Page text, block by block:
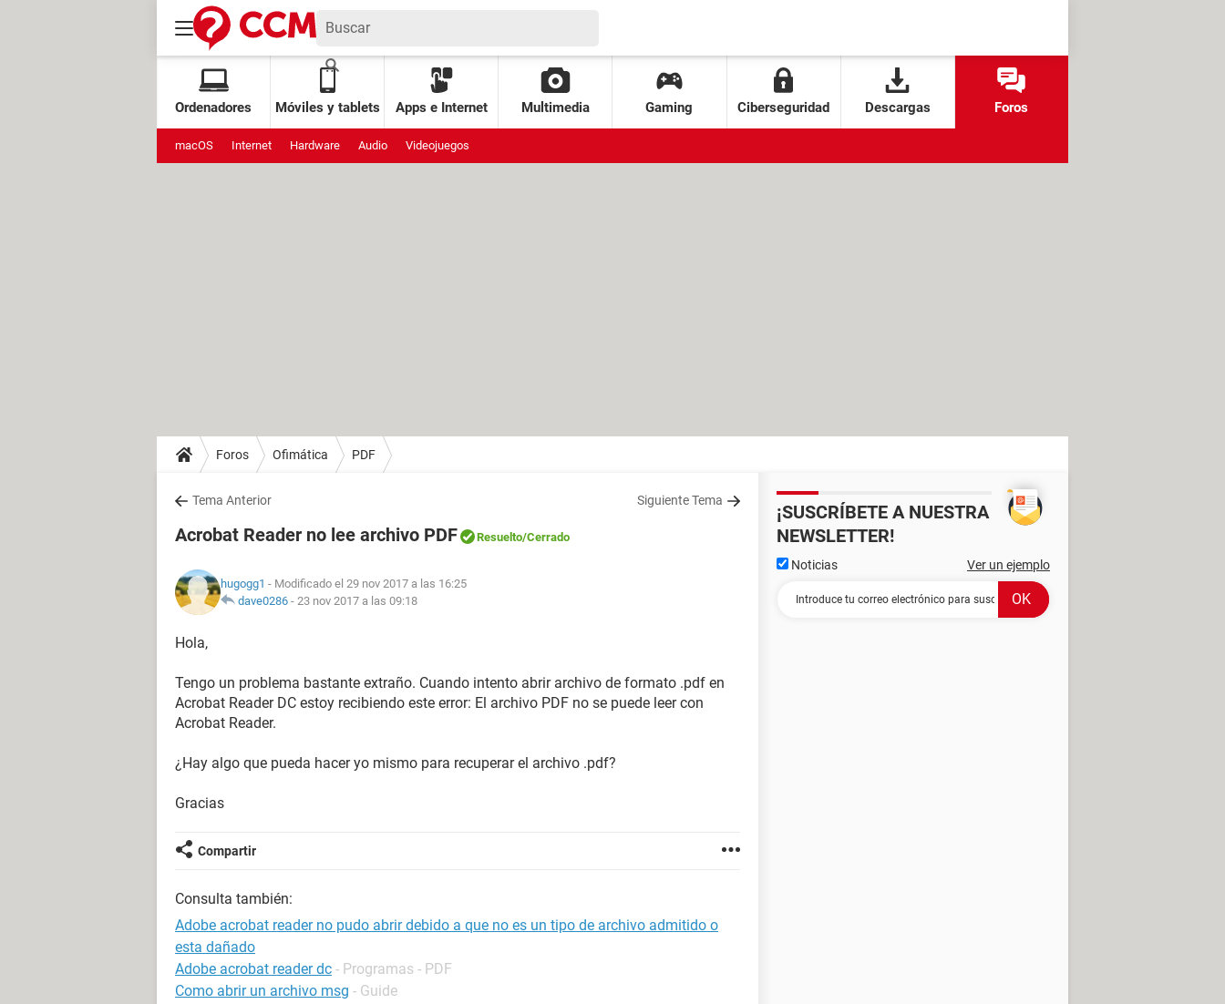
Ordenadores Móviles y tablets Apps e Internet Multimedia Gaming Ciberseguridad Descargas Foros
macOS Internet Hardware Audio Videojuegos
Foros Ofimática PDF
Tema Anterior Siguiente Tema
Acrobat Reader no lee archivo PDF Resuelto/Cerrado
hugogg1 - Modificado el 29 nov 2017 a las 16:25
dave0286 - 23 nov 2017 a las 09:18
Hola,
Tengo un problema bastante extraño. Cuando intento abrir archivo de formato .pdf en
Acrobat Reader DC estoy recibiendo este error: El archivo PDF no se puede leer con
Acrobat Reader.
¿Hay algo que pueda hacer yo mismo para recuperar el archivo .pdf?
Gracias
Compartir
Consulta también:
Adobe acrobat reader no pudo abrir debido a que no es un tipo de archivo admitido o
esta dañado
Adobe acrobat reader dc - Programas - PDF
Como abrir un archivo msg - Guide
¡SUSCRÍBETE A NUESTRA
NEWSLETTER!
Noticias Ver un ejemplo